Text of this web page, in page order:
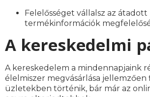
Felelősséget vállalsz az átadott
termékinformációk
A kereskedelmi
A kereskedelem a mindennapjaink
élelmiszer megvásárlása jellemzően
üzletekben történik, bár már az